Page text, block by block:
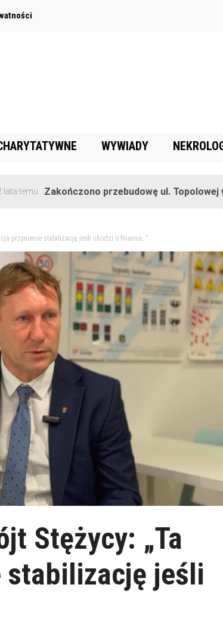
WYWIADY
przebudowę ul. Topolowej w
przyniesie stabilizację jeśli chodzi o finanse…”
Stężycy: „Ta
stabilizację jeśli